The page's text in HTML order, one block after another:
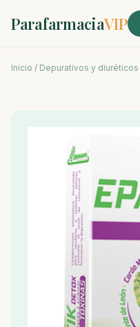
ParafarmaciaVIP
Inicio / Depurativos y diuréticos